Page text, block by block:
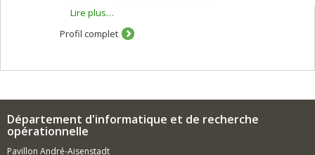
Lire plus…
Profil complet
Département d'informatique et de recherche
opérationnelle
Pavillon André-Aisenstadt